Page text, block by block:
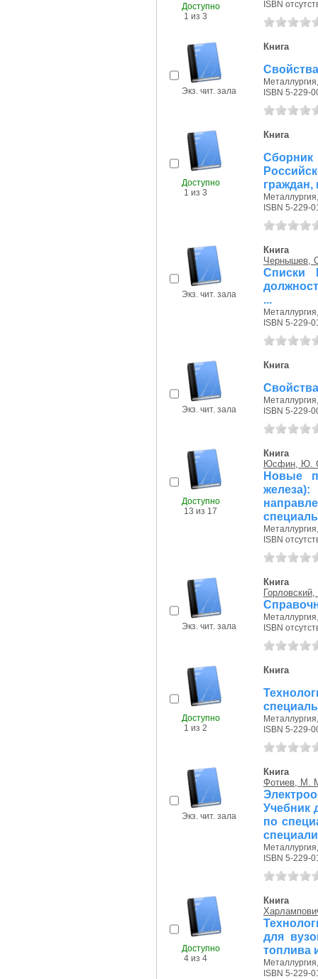
Доступно
1 из 3
ISBN
Экз. чит. зала
Книга
ISBN 5-229-
Доступно
1 из 3
Книга
граждан,
ISBN 5-229-
Экз. чит. зала
Книга
Чернышев,
Списки
...
ISBN 5-229-
Экз. чит. зала
Книга
ISBN 5-229-
Доступно
13 из 17
Книга
Юсфин, Ю.
Новые
ISBN
Экз. чит. зала
Книга
ISBN
Доступно
1 из 2
Книга
ISBN 5-229-
Экз. чит. зала
Книга
Фотиев, М.
Учебник
по
ISBN 5-229-
Доступно
4 из 4
Книга
для
топлива
ISBN 5-229-